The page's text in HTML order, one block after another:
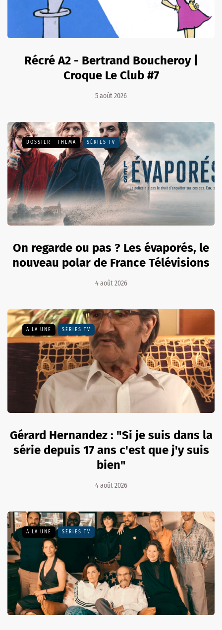
Récré A2 - Bertrand Boucheroy |
Croque Le Club #7
5 août 2026
DOSSIER - THEMA SÉRIES TV
On regarde ou pas ? Les évaporés, le
nouveau polar de France Télévisions
4 août 2026
A LA UNE SÉRIES TV
Gérard Hernandez : "Si je suis dans la
série depuis 17 ans c'est que j'y suis
bien"
4 août 2026
A LA UNE SÉRIES TV